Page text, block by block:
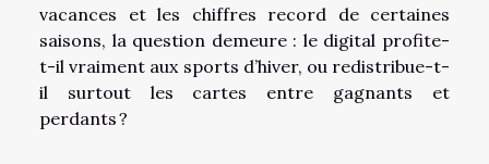
vacances et les chiffres record de certaines
saisons, la question demeure : le digital profite-
t-il vraiment aux sports d’hiver, ou redistribue-t-
il surtout les cartes entre gagnants et
perdants ?